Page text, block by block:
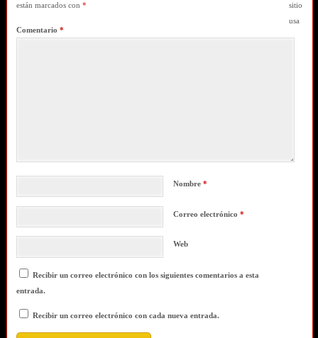
están marcados con *
Comentario *
Nombre *
Correo electrónico *
Web
Recibir un correo electrónico con los siguientes comentarios a esta
entrada.
Recibir un correo electrónico con cada nueva entrada.
sitio
usa